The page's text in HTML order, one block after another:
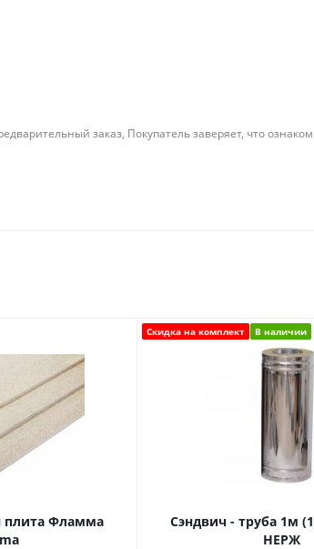
заказ, Покупатель заверяет, что
плита Фламма
Скидка на комплект В наличии
Сэндвич - труба 1м
НЕРЖ